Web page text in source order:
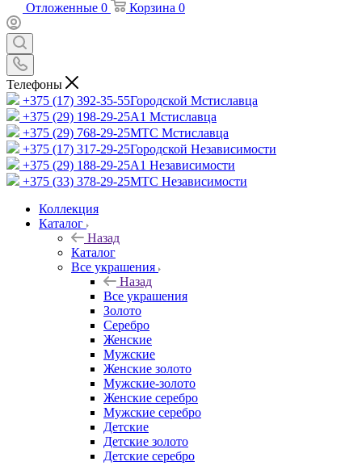
Отложенные 0 Корзина 0
Телефоны
+375 (17) 392-35-55Городской Мстиславца
+375 (29) 198-29-25A1 Мстиславца
+375 (29) 768-29-25МТС Мстиславца
+375 (17) 317-29-25Городской Независимости
+375 (29) 188-29-25A1 Независимости
+375 (33) 378-29-25МТС Независимости
Коллекция
Каталог
Назад
Каталог
Все украшения
Назад
Все украшения
Золото
Серебро
Женские
Мужские
Женские золото
Мужские-золото
Женские серебро
Мужские серебро
Детские
Детские золото
Детские серебро